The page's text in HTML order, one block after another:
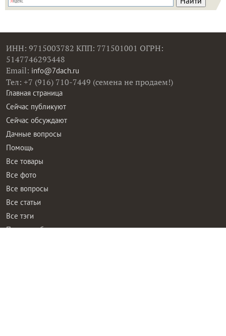
ИНН: 9715003782 КПП: 771501001 ОГРН:
5147746293448
Email: info@7dach.ru
Тел: +7 (916) 710-7449 (семена не продаем!)
Главная страница
Сейчас публикуют
Сейчас обсуждают
Дачные вопросы
Помощь
Все товары
Все фото
Все вопросы
Все статьи
Все тэги
Правила общения